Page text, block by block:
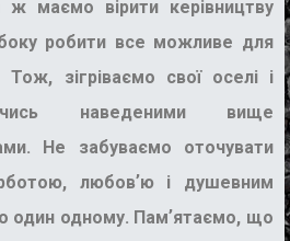
маємо вірити керівництву
робити все можливе для
Тож, зігріваємо свої оселі і
наведеними вище
Не забуваємо оточувати
любовʼю і душевним
один одному. Памʼятаємо, що